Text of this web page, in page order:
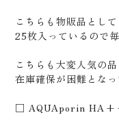
こちらも物販品とし
25枚入っているので
こちらも大変人気の品
在庫確保が困難とな
□ AQUAporin